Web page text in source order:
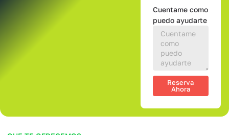
Cuentame como
puedo ayudarte
Reserva
Ahora